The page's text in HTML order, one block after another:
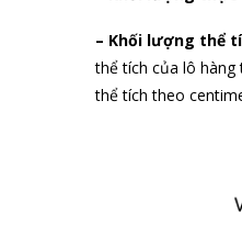
– Khối lượng thể
thể tích của lô
thể tích theo